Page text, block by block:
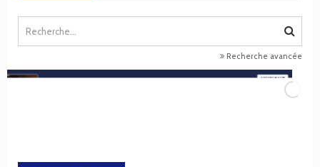
Recherche avancée